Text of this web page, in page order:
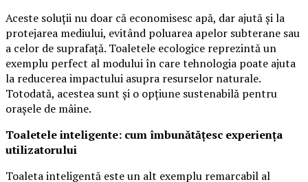
Aceste soluții nu doar că economisesc apă, dar ajută și la
protejarea mediului, evitând poluarea apelor subterane sau
a celor de suprafață. Toaletele ecologice reprezintă un
exemplu perfect al modului în care tehnologia poate ajuta
la reducerea impactului asupra resurselor naturale.
Totodată, acestea sunt și o opțiune sustenabilă pentru
orașele de mâine.
Toaletele inteligente: cum îmbunătățesc experiența
utilizatorului
Toaleta inteligentă este un alt exemplu remarcabil al